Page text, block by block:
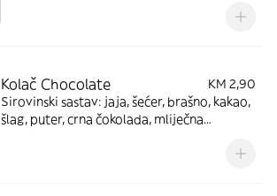
Kolač Chocolate
KM 2,90
Sirovinski sastav: jaja, šećer, brašno, kakao,
šlag, puter, crna čokolada, mliječna